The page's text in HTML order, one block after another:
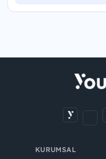
KURUMSAL